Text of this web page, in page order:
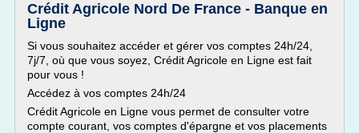
Crédit Agricole Nord De France - Banque en
Ligne
Si vous souhaitez accéder et gérer vos comptes 24h/24,
7j/7, où que vous soyez, Crédit Agricole en Ligne est fait
pour vous !
Accédez à vos comptes 24h/24
Crédit Agricole en Ligne vous permet de consulter votre
compte courant, vos comptes d'épargne et vos placements